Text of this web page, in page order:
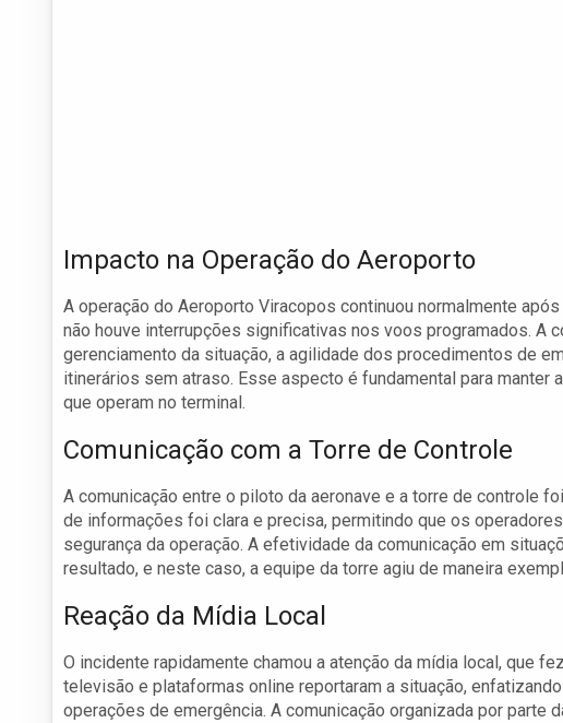
Impacto na Operação do Aeroporto
A operação do Aeroporto Viracopos continuou normalmente
não houve interrupções significativas nos voos programados. A
gerenciamento da situação, a agilidade dos procedimentos de
itinerários sem atraso. Esse aspecto é fundamental para
que operam no terminal.
Comunicação com a Torre de Controle
A comunicação entre o piloto da aeronave e a torre de controle
de informações foi clara e precisa, permitindo que os
segurança da operação. A efetividade da comunicação em
resultado, e neste caso, a equipe da torre agiu de maneira
Reação da Mídia Local
O incidente rapidamente chamou a atenção da mídia local, que
televisão e plataformas online reportaram a situação,
operações de emergência. A comunicação organizada por parte